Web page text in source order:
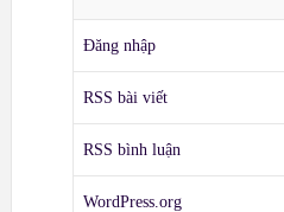
Đăng nhập
RSS bài viết
RSS bình luận
WordPress.org